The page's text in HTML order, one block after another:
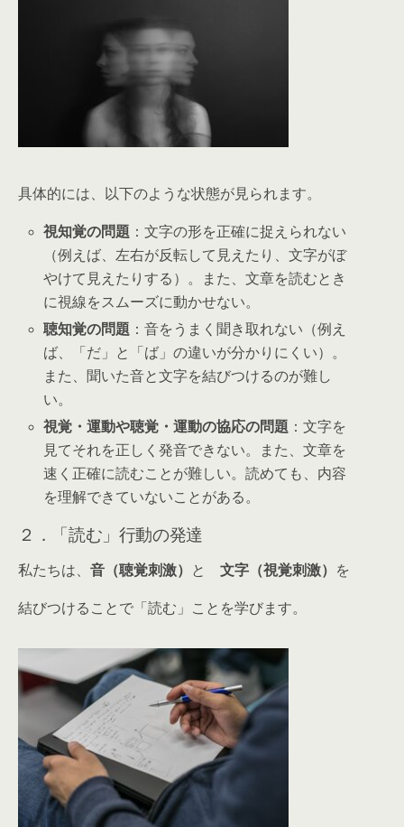
具体的には、以下のような状態が見られます。
視知覚の問題 ：文字の形を正確に捉えられない
（例えば、左右が反転して見えたり、文字がぼ
やけて見えたりする）。また、文章を読むとき
に視線をスムーズに動かせない。
聴知覚の問題 ：音をうまく聞き取れない（例え
ば、「だ」と「ば」の違いが分かりにくい）。
また、聞いた音と文字を結びつけるのが難し
い。
視覚・運動や聴覚・運動の協応の問題 ：文字を
見てそれを正しく発音できない。また、文章を
速く正確に読むことが難しい。読めても、内容
を理解できていないことがある。
２．「読む」行動の発達
私たちは、 音（聴覚刺激） と 文字（視覚刺激） を
結びつけることで「読む」ことを学びます。